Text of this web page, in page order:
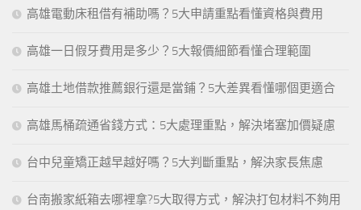
高雄電動床租借有補助嗎？5大申請重點看懂資格與費用
高雄一日假牙費用是多少？5大報價細節看懂合理範圍
高雄土地借款推薦銀行還是當鋪？5大差異看懂哪個更適合
高雄馬桶疏通省錢方式：5大處理重點，解決堵塞加價疑慮
台中兒童矯正越早越好嗎？5大判斷重點，解決家長焦慮
台南搬家紙箱去哪裡拿?5大取得方式，解決打包材料不夠用